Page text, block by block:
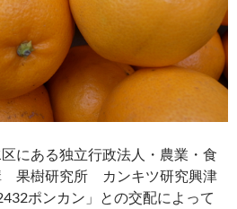
にある独立行政法人・農業・食
果樹研究所 カンキツ研究興津
ポンカン」との交配によって